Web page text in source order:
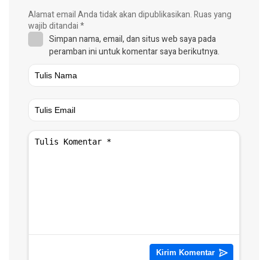
Alamat email Anda tidak akan dipublikasikan.Ruas yang
wajib ditandai*
Simpan nama, email, dan situs web saya pada
peramban ini untuk komentar saya berikutnya.